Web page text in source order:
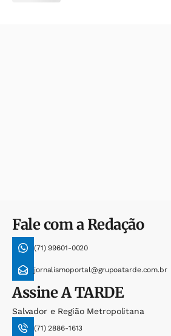
Fale com a Redação
(71) 99601-0020
jornalismoportal@grupoatarde.com.br
AssineA TARDE
Salvador e Região Metropolitana
(71) 2886-1613